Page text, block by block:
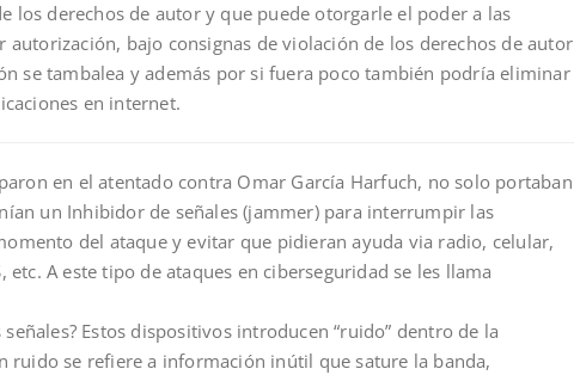
los derechos de autor y que puede otorgarle el poder a las
autorización, bajo consignas de violación de los derechos de autor
se tambalea y además por si fuera poco también podría eliminar
en internet.
en el atentado contra Omar García Harfuch, no solo portaban
un Inhibidor de señales (jammer) para interrumpir las
del ataque y evitar que pidieran ayuda via radio, celular,
etc. A este tipo de ataques en ciberseguridad se les llama
Estos dispositivos introducen “ruido” dentro de la
ruido se refiere a información inútil que sature la banda,